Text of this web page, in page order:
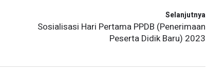
Selanjutnya
Sosialisasi Hari Pertama PPDB (Penerimaan
Peserta Didik Baru) 2023